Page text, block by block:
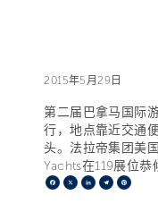
2015年5月29日
第二届巴拿马国际
行，地点靠近交通
头。法拉帝集团美
Yachts在119展位恭
Facebook
X LinkedIn